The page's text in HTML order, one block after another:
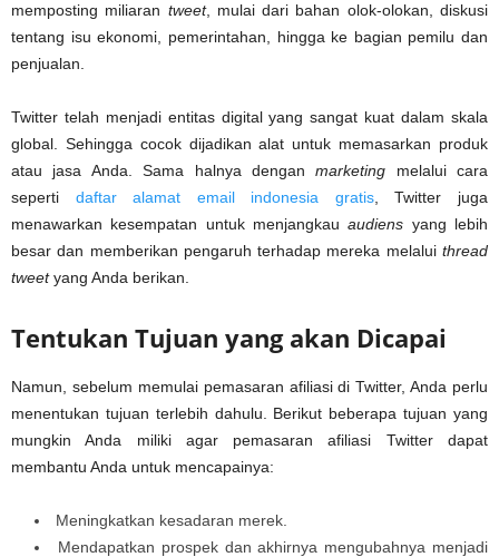
memposting miliaran tweet, mulai dari bahan olok-olokan, diskusi
tentang isu ekonomi, pemerintahan, hingga ke bagian pemilu dan
penjualan.
Twitter telah menjadi entitas digital yang sangat kuat dalam skala
global. Sehingga cocok dijadikan alat untuk memasarkan produk
atau jasa Anda. Sama halnya denganmarketing melalui cara
seperti daftar alamat email indonesia gratis, Twitter juga
menawarkan kesempatan untuk menjangkauaudiens yang lebih
besar dan memberikan pengaruh terhadap mereka melalui thread
tweetyang Anda berikan.
Tentukan Tujuan yang akan Dicapai
Namun, sebelum memulai pemasaran afiliasi di Twitter, Anda perlu
menentukan tujuan terlebih dahulu. Berikut beberapa tujuan yang
mungkin Anda miliki agar pemasaran afiliasi Twitter dapat
membantu Anda untuk mencapainya:
Meningkatkan kesadaran merek.
Mendapatkan prospek dan akhirnya mengubahnya menjadi